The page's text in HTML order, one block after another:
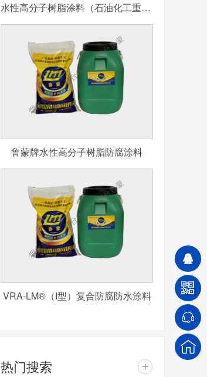
水性高分子树脂涂料（石油化工重防腐用）
鲁蒙牌水性高分子树脂防腐涂料
VRA-LM®（I型）复合防腐防水涂料
热门搜索 +